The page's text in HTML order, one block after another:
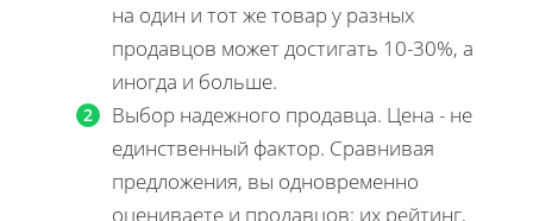
на один и тот же товар у разных
продавцов может достигать 10-30%, а
иногда и больше.
Выбор надежного продавца. Цена - не
единственный фактор. Сравнивая
предложения, вы одновременно
оцениваете и продавцов: их рейтинг,